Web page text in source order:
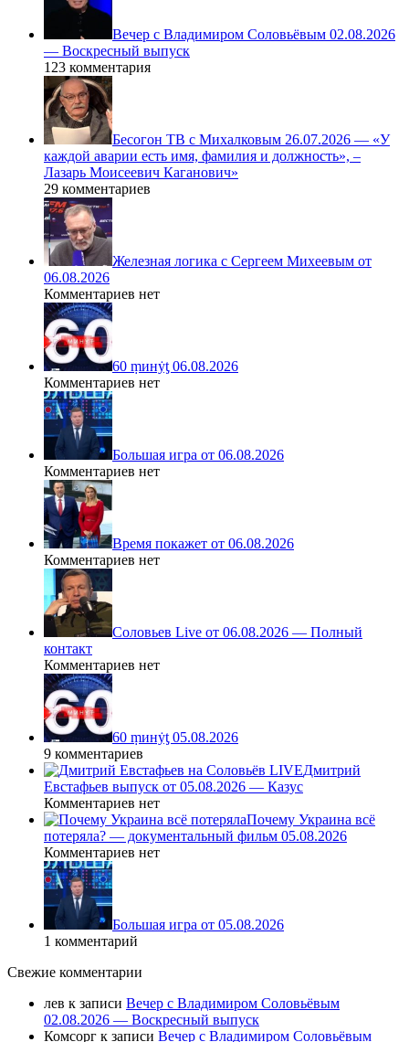
Вечер с Владимиром Соловьёвым 02.08.2026
— Воскресный выпуск
123 комментария
Бесогон ТВ с Михалковым 26.07.2026 — «У
каждой аварии есть имя, фамилия и должность», –
Лазарь Моисеевич Каганович»
29 комментариев
Железная логика с Сергеем Михеевым от
06.08.2026
Комментариев нет
60 ṃинẏƫ 06.08.2026
Комментариев нет
Большая игра от 06.08.2026
Комментариев нет
Время покажет от 06.08.2026
Комментариев нет
Соловьев Live от 06.08.2026 — Полный
контакт
Комментариев нет
60 ṃинẏƫ 05.08.2026
9 комментариев
Дмитрий
Евстафьев выпуск от 05.08.2026 — Казус
Комментариев нет
Почему Украина всё
потеряла? — документальный фильм 05.08.2026
Комментариев нет
Большая игра от 05.08.2026
1 комментарий
Свежие комментарии
лев к записи Вечер с Владимиром Соловьёвым
02.08.2026 — Воскресный выпуск
Комсорг к записи Вечер с Владимиром Соловьёвым